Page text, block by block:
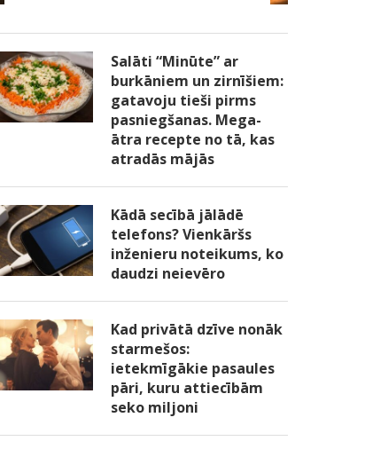
Salāti “Minūte” ar
burkāniem un zirnīšiem:
gatavoju tieši pirms
pasniegšanas. Mega-
ātra recepte no tā, kas
atradās mājās
Kādā secībā jālādē
telefons? Vienkāršs
inženieru noteikums, ko
daudzi neievēro
Kad privātā dzīve nonāk
starmešos:
ietekmīgākie pasaules
pāri, kuru attiecībām
seko miljoni